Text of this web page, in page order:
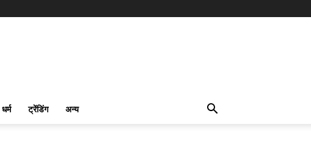
धर्म ट्रेंडिंग अन्य